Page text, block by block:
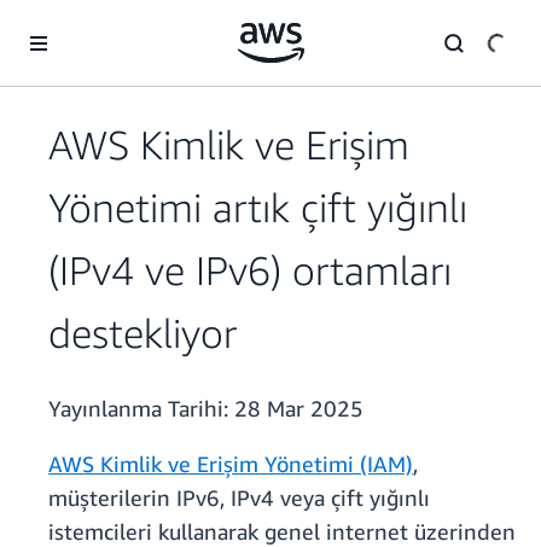
AWS Kimlik ve Erişim
Yönetimi artık çift yığınlı
(IPv4 ve IPv6) ortamları
destekliyor
Yayınlanma Tarihi: 28 Mar 2025
AWS Kimlik ve Erişim Yönetimi (IAM),
müşterilerin IPv6, IPv4 veya çift yığınlı
istemcileri kullanarak genel internet üzerinden